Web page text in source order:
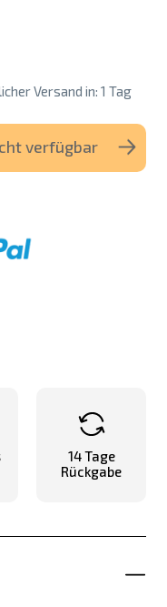
Versand in: 1 Tag
verfügbar
14 Tage
Rückgabe